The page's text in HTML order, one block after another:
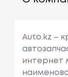
Auto.kz –
интернет